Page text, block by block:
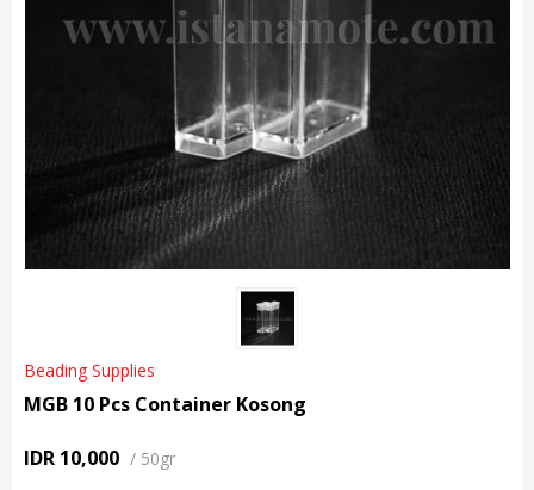
Beading Supplies
MGB 10 Pcs Container Kosong
IDR 10,000 / 50gr